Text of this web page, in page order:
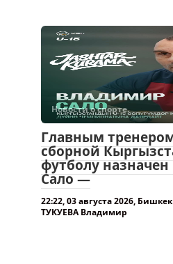
Новости о спорте.
Главным
сборной
футболу
Сало —
22:22, 03 августа 2026,